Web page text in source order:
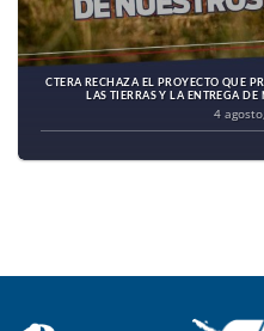
CTERA RECHAZA EL PROYECTO QUE
LAS TIERRAS Y LA ENTREGA
4